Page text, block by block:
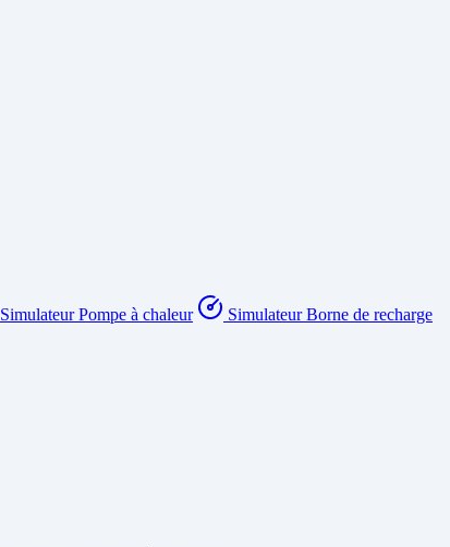
Simulateur Pompe à chaleur
Simulateur Borne de recharge